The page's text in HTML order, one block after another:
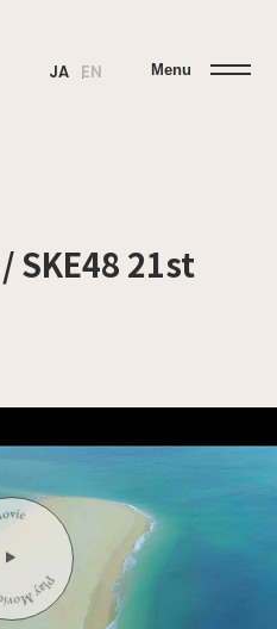
JA EN Menu
SKE48 21st